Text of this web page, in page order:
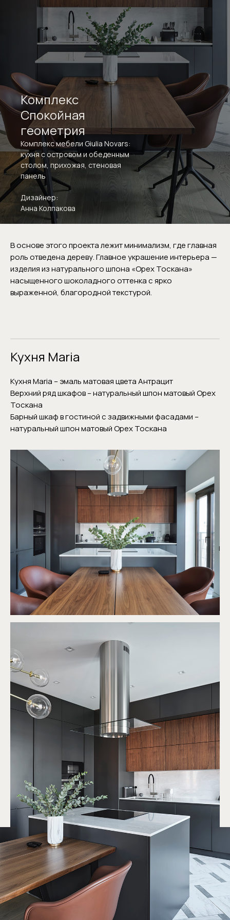
Комплекс
Спокойная
геометрия
Комплекс мебели Giulia Novars:
кухня с островом и обеденным
столом, прихожая, стеновая
панель
Дизайнер:
Анна Колпакова
В основе этого проекта лежит минимализм, где главная
роль отведена дереву. Главное украшение интерьера —
изделия из натурального шпона «Орех Тоскана»
насыщенного шоколадного оттенка с ярко
выраженной, благородной текстурой.
Кухня Maria
Кухня Maria – эмаль матовая цвета Антрацит
Верхний ряд шкафов – натуральный шпон матовый Орех
Тоскана
Барный шкаф в гостиной с задвижными фасадами –
натуральный шпон матовый Орех Тоскана